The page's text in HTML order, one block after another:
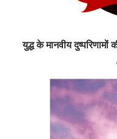
युद्ध के मानवीय दुष्परिणामों